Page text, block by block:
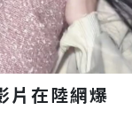
片在陸網爆